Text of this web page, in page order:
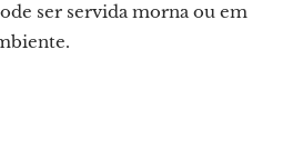
ser servida morna ou em